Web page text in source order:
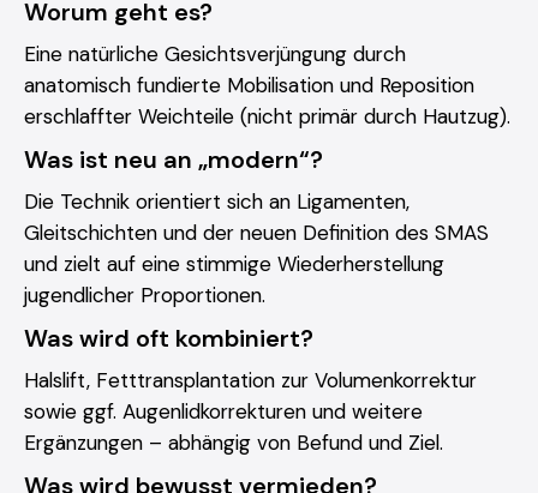
Worum geht es?
Eine natürliche Gesichtsverjüngung durch
anatomisch fundierte Mobilisation und Reposition
erschlaffter Weichteile (nicht primär durch Hautzug).
Was ist neu an „modern“?
Die Technik orientiert sich an Ligamenten,
Gleitschichten und der neuen Definition des SMAS
und zielt auf eine stimmige Wiederherstellung
jugendlicher Proportionen.
Was wird oft kombiniert?
Halslift, Fetttransplantation zur Volumenkorrektur
sowie ggf. Augenlidkorrekturen und weitere
Ergänzungen – abhängig von Befund und Ziel.
Was wird bewusst vermieden?